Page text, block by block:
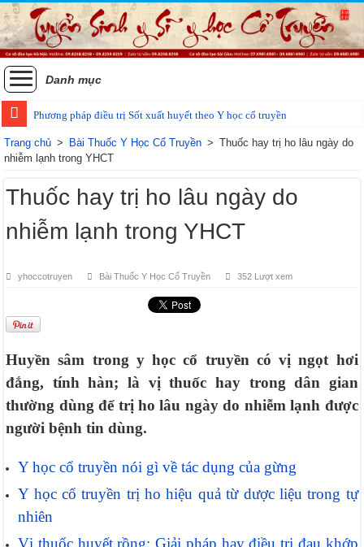
Danh mục
Phương pháp điều trị Sốt xuất huyết theo Y học cổ truyền
Trang chủ > Bài Thuốc Y Học Cổ Truyền > Thuốc hay trị ho lâu ngày do
nhiễm lạnh trong YHCT
Thuốc hay trị ho lâu ngày do
nhiễm lạnh trong YHCT
yhoccotruyen Bài Thuốc Y Học Cổ Truyền 352 Lượt xem
Huyền sâm trong y học cổ truyền có vị ngọt hơi
đắng, tính hàn; là vị thuốc hay trong dân gian
thường dùng để trị ho lâu ngày do nhiễm lạnh được
người bệnh tin dùng.
Y học cổ truyền nói gì về tác dụng của gừng
Y học cổ truyền trị ho hiệu quả từ dược liệu trong tự
nhiên
Vị thuốc huyết rồng: Giải pháp hay điều trị đau khớp